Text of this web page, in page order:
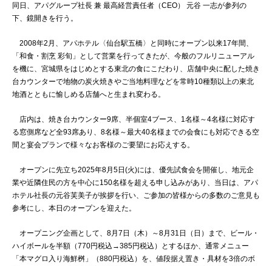
同日、アパグループ社長 兼 最高経営責任者（CEO） 元谷 一志が参列の
下、鏡開きを行う。
2008年2月、アパホテル〈仙台駅五橋〉と同時にオープン以来17年間、
「和食・割烹 彩旬」として営業を行ってきたが、今般のフルリニューアル
を機に、宮城県をはじめとする東北の食にこだわり、店舗中央に配した焼き
台カウンターで地物の炭火焼きやご当地料理などを常時10種類以上の東北
地酒とともに愉しめる店舗へと生まれ変わる。
店内は、焼き台カウンター9席、半個室4ブース、1名様～4名様に対応す
る窓側席など全93席あり、8名様～最大40名様までの会食にも対応できる空
間と宴会プランで様々なお客様のご要望にお応えする。
オープンに先立ち2025年8月5日(火)には、優先試食会を開催し、地元企
業や近隣住民の方を中心に150名様を超える申し込みがあり、当日は、アパ
ホテル社長の元谷芙美子が挨拶を行い、ご参加の皆様からの多数のご意見も
参考にし、本日のオープンを迎えた。
オープニング企画として、8月7日（木）～8月31日（日）まで、ビール・
ハイボールを半額（770円税込→385円税込）とするほか、通常メニュー
「本マグロ入り海鮮桝」（880円税込）を、値段据え置き・具材を3倍のボ